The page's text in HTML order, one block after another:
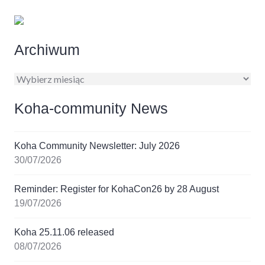
Archiwum
Archiwum
Koha-community News
Koha Community Newsletter: July 2026
30/07/2026
Reminder: Register for KohaCon26 by 28 August
19/07/2026
Koha 25.11.06 released
08/07/2026